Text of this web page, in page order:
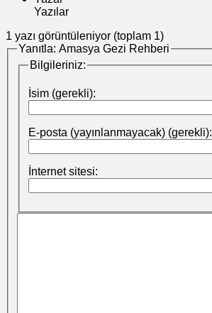
Yazılar
1 yazı görüntüleniyor (toplam 1)
Yanıtla: Amasya Gezi Rehberi
Bilgileriniz:
İsim (gerekli):
E-posta (yayınlanmayacak) (gerekli):
İnternet sitesi: